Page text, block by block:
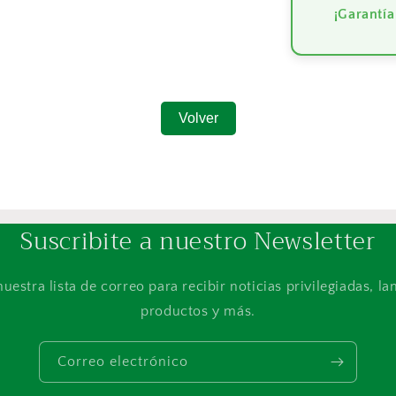
Volver
Suscribite a nuestro Newsletter
lista de correo para recibir noticias privilegiadas,
productos y más.
Correo electrónico